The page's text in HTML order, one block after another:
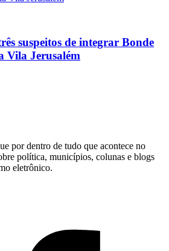
suspeitos de integrar Bonde
Vila Jerusalém
por dentro de tudo que acontece no
política, municípios, colunas e blogs
eletrônico.